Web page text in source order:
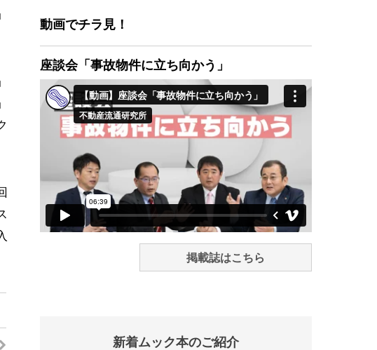
動画でチラ見！
座談会「事故物件に立ち向かう」
掲載誌はこちら
新着ムック本のご紹介